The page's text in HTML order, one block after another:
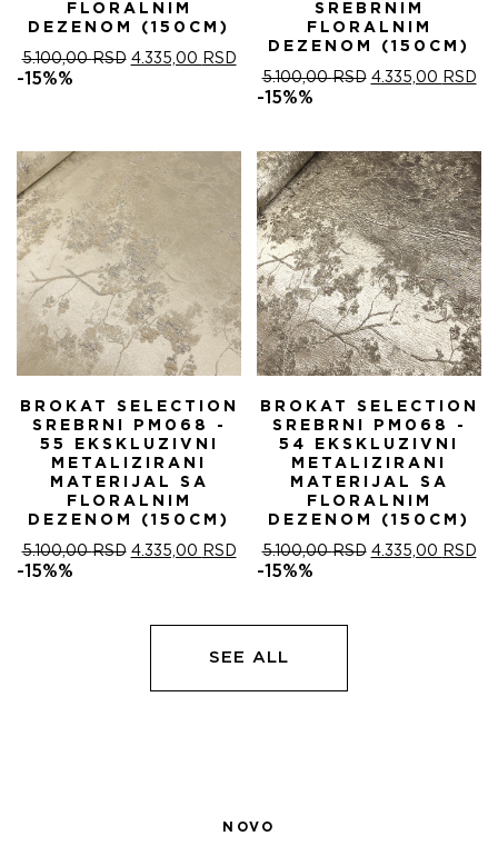
FLORALNIM
DEZENOM (150CM)
5.100,00RSD ОРИГИНАЛНА
4.335,00 RSDТРЕНУТНА
ЦЕНА
-15%%
SREBRNIM
FLORALNIM
DEZENOM (150CM)
5.100,00RSD ОРИГИНАЛНА
5.100,00 RSD.
4.335,00 RSD
-15%%
BROKAT SELECTION
SREBRNI PM068 -
55 EKSKLUZIVNI
METALIZIRANI
MATERIJAL SA
FLORALNIM
DEZENOM (150CM)
5.100,00RSD ОРИГИНАЛНА
5.100,00 RSD.
4.335,00 RSDТРЕНУТНА
ЦЕНА
-15%%
BROKAT SELECTION
SREBRNI PM068 -
54 EKSKLUZIVNI
METALIZIRANI
MATERIJAL SA
FLORALNIM
DEZENOM (150CM)
5.100,00RSD ОРИГИНАЛНА
4.335,00 RSD
-15%%
SEE ALL
NOVO